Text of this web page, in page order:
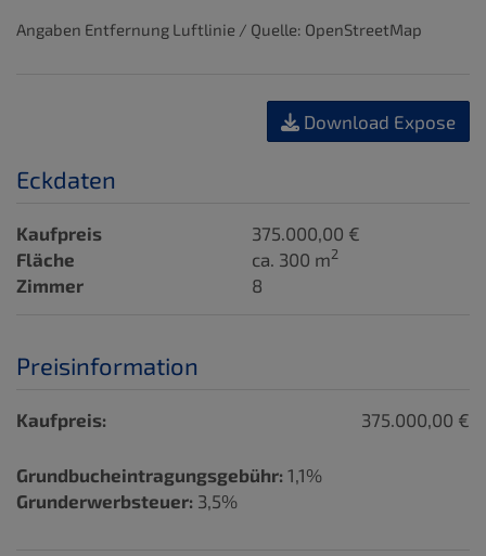
Angaben Entfernung Luftlinie / Quelle: OpenStreetMap
Download Expose
Eckdaten
Kaufpreis
375.000,00 €
Fläche
ca. 300 m2
Zimmer 8
Preisinformation
Kaufpreis: 375.000,00 €
Grundbucheintragungsgebühr: 1,1%
Grunderwerbsteuer: 3,5%